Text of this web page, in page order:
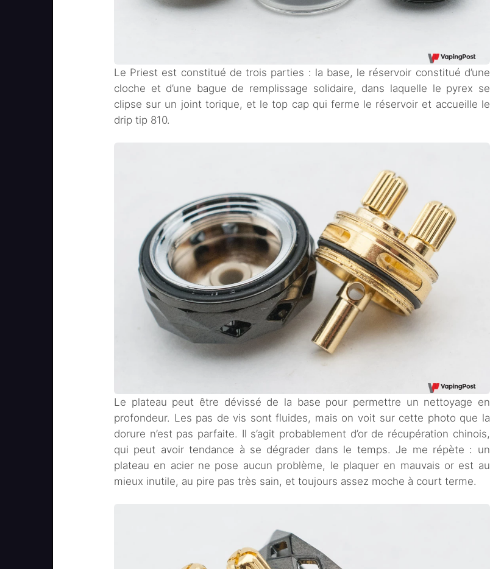
Le Priest est constitué de trois parties : la base, le réservoir constitué d’une
cloche et d’une bague de remplissage solidaire, dans laquelle le pyrex se
clipse sur un joint torique, et le top cap qui ferme le réservoir et accueille le
drip tip 810.
Le plateau peut être dévissé de la base pour permettre un nettoyage en
profondeur. Les pas de vis sont fluides, mais on voit sur cette photo que la
dorure n’est pas parfaite. Il s’agit probablement d’or de récupération chinois,
qui peut avoir tendance à se dégrader dans le temps. Je me répète : un
plateau en acier ne pose aucun problème, le plaquer en mauvais or est au
mieux inutile, au pire pas très sain, et toujours assez moche à court terme.